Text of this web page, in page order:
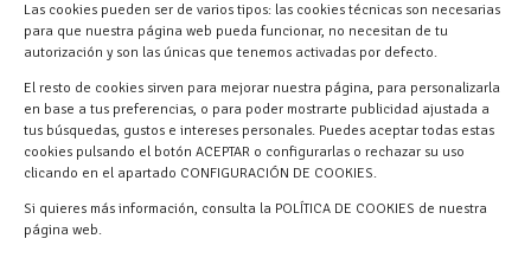
Las cookies pueden ser de varios tipos: las cookies técnicas son necesarias
para que nuestra página web pueda funcionar, no necesitan de tu
autorización y son las únicas que tenemos activadas por defecto.
El resto de cookies sirven para mejorar nuestra página, para personalizarla
en base a tus preferencias, o para poder mostrarte publicidad ajustada a
tus búsquedas, gustos e intereses personales. Puedes aceptar todas estas
cookies pulsando el botón ACEPTAR o configurarlas o rechazar su uso
clicando en el apartado CONFIGURACIÓN DE COOKIES.
Si quieres más información, consulta la POLÍTICA DE COOKIES de nuestra
página web.
Materiales Manuel Martín © 2026 |
Desarrollado por